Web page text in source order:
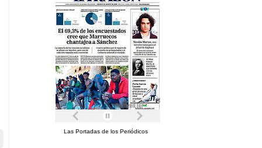
Las Portadas de los Periódicos